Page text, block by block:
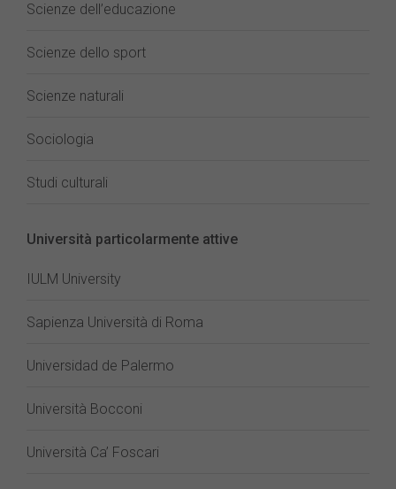
Scienze dell’educazione
Scienze dello sport
Scienze naturali
Sociologia
Studi culturali
Università particolarmente attive
IULM University
Sapienza Università di Roma
Universidad de Palermo
Università Bocconi
Università Ca’ Foscari